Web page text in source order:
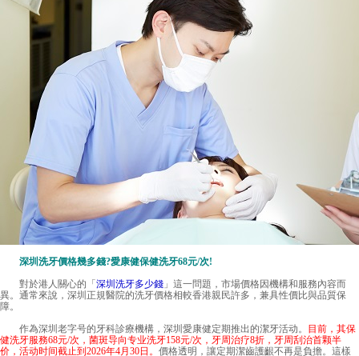
深圳洗牙價格幾多錢?愛康健保健洗牙68元/次!
對於港人關心的「 深圳洗牙多少錢 」這一問題，市場價格因機構和服務內容而
異。通常來說，深圳正規醫院的洗牙價格相較香港親民許多，兼具性價比與品質保
障。
作為深圳老字号的牙科診療機構，深圳愛康健定期推出的潔牙活动。
目前，其保
健洗牙服務68元/次，菌斑导向专业洗牙158元/次，牙周治疗8折，牙周刮治首颗半
价，活动时间截止到2026年4月30日。 價格透明，讓定期潔齒護齦不再是負擔。這樣